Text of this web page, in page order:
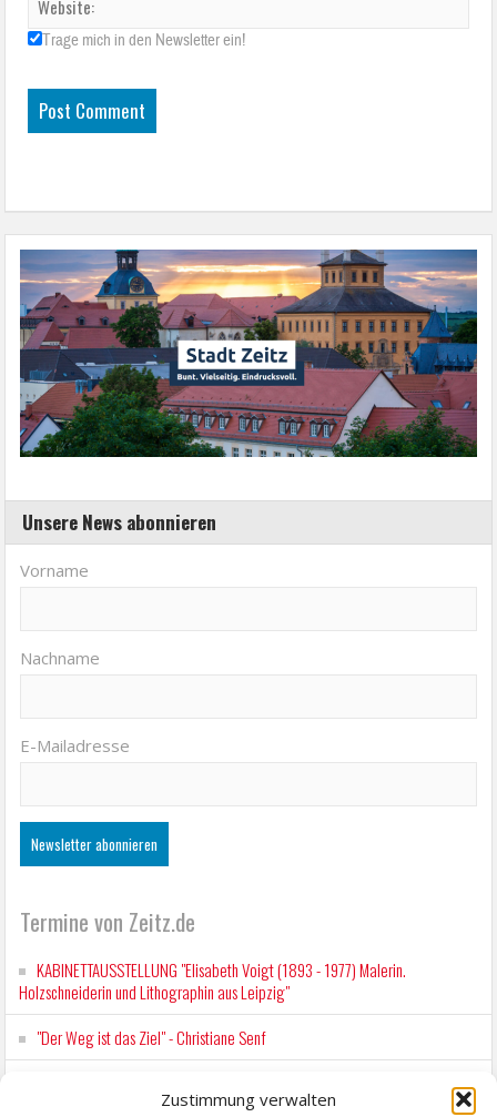
Zustimmung verwalten
Trage mich in den Newsletter ein!
Unsere News abonnieren
Vorname
Nachname
E-Mailadresse
Termine von Zeitz.de
KABINETTAUSSTELLUNG "Elisabeth Voigt (1893 - 1977) Malerin.
Holzschneiderin und Lithographin aus Leipzig"
"Der Weg ist das Ziel" - Christiane Senf